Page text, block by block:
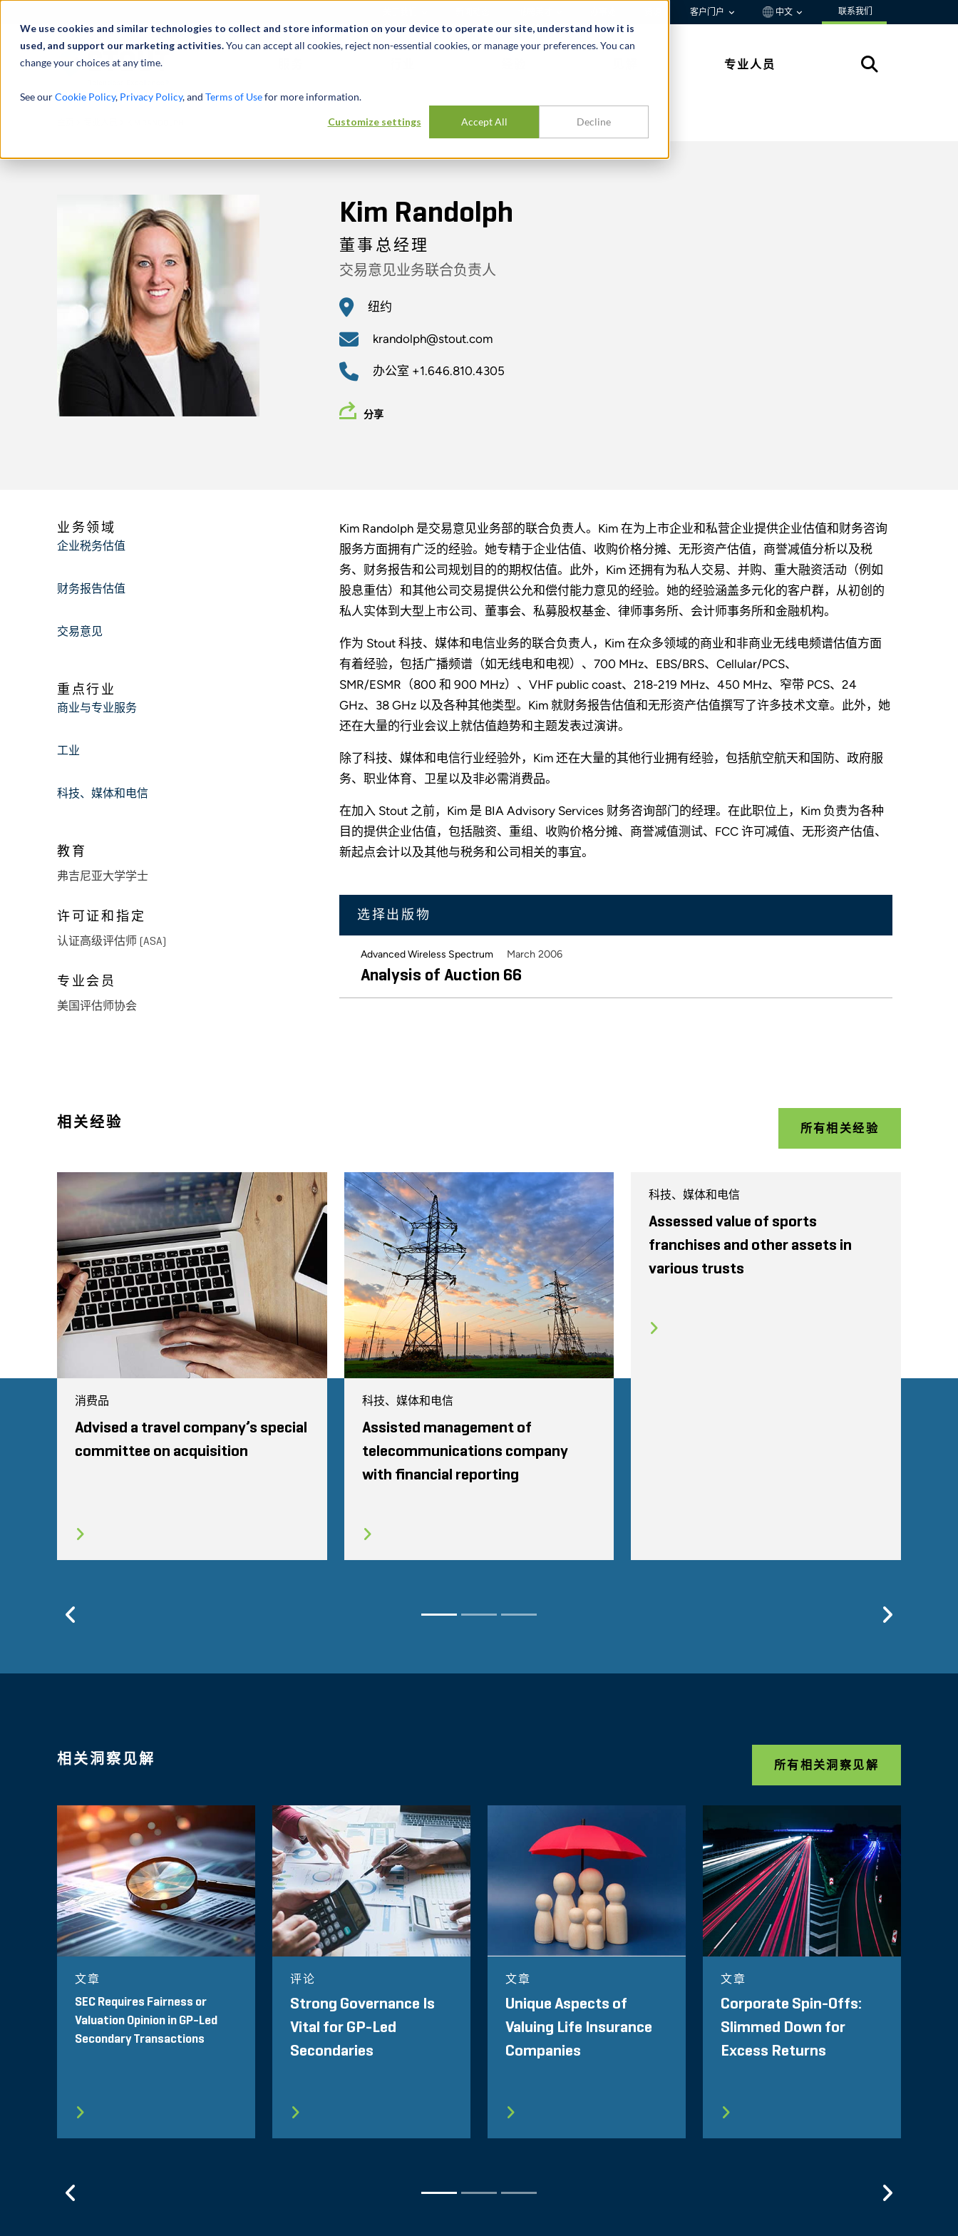
We use cookies and similar technologies to collect and store information on your device to operate our site, understand how it is
used, and support our marketing activities.You can accept all cookies, reject non-essential cookies, or manage your preferences. You can
change your choices at any time.
See ourCookie Policy, Privacy Policy, and Terms of Usefor more information.
Customize settings Accept All Decline
客户门户 中文 联系我们
专业人员
Kim Randolph
董事总经理
交易意见业务联合负责人
纽约
krandolph@stout.com
办公室 +1.646.810.4305
分享
Kim Randolph 是交易意见业务部的联合负责人。Kim 在为上市企业和私营企业提供企业估值和财务咨询
服务方面拥有广泛的经验。她专精于企业估值、收购价格分摊、无形资产估值，商誉减值分析以及税
务、财务报告和公司规划目的的期权估值。此外，Kim 还拥有为私人交易、并购、重大融资活动（例如
股息重估）和其他公司交易提供公允和偿付能力意见的经验。她的经验涵盖多元化的客户群，从初创的
私人实体到大型上市公司、董事会、私募股权基金、律师事务所、会计师事务所和金融机构。
作为 Stout 科技、媒体和电信业务的联合负责人，Kim 在众多领域的商业和非商业无线电频谱估值方面
有着经验，包括广播频谱（如无线电和电视）、700 MHz、EBS/BRS、Cellular/PCS、
SMR/ESMR（800 和 900 MHz）、VHF public coast、218-219 MHz、450 MHz、窄带 PCS、24
GHz、38 GHz 以及各种其他类型。Kim 就财务报告估值和无形资产估值撰写了许多技术文章。此外，她
还在大量的行业会议上就估值趋势和主题发表过演讲。
除了科技、媒体和电信行业经验外，Kim 还在大量的其他行业拥有经验，包括航空航天和国防、政府服
务、职业体育、卫星以及非必需消费品。
在加入 Stout 之前，Kim 是 BIA Advisory Services 财务咨询部门的经理。在此职位上，Kim 负责为各种
目的提供企业估值，包括融资、重组、收购价格分摊、商誉减值测试、FCC 许可减值、无形资产估值、
新起点会计以及其他与税务和公司相关的事宜。
选择出版物
Advanced Wireless Spectrum March 2006
Analysis of Auction 66
业务领域
企业税务估值
财务报告估值
交易意见
重点行业
商业与专业服务
工业
科技、媒体和电信
教育
弗吉尼亚大学学士
许可证和指定
认证高级评估师 (ASA)
专业会员
美国评估师协会
相关经验 所有相关经验
消费品
Advised a travel company’s special
committee on acquisition
科技、媒体和电信
Assisted management of
telecommunications company
with financial reporting
科技、媒体和电信
Assessed value of sports
franchises and other assets in
various trusts
相关洞察见解 所有相关洞察见解
文章
SEC Requires Fairness or
Valuation Opinion in GP-Led
Secondary Transactions
评论
Strong Governance Is
Vital for GP-Led
Secondaries
文章
Unique Aspects of
Valuing Life Insurance
Companies
文章
Corporate Spin-Offs:
Slimmed Down for
Excess Returns